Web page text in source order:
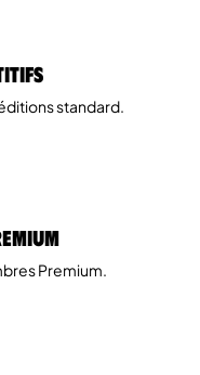
standard.
Premium.